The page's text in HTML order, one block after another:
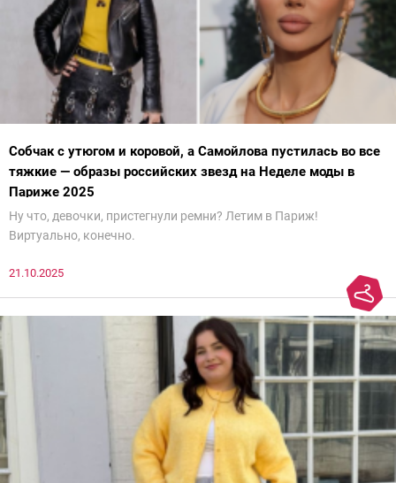
Собчак с утюгом и коровой, а Самойлова пустилась во все
тяжкие — образы российских звезд на Неделе моды в
Париже 2025
Ну что, девочки, пристегнули ремни? Летим в Париж!
Виртуально, конечно.
21.10.2025